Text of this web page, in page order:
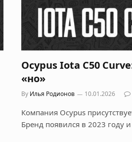
Ocypus Iota C50
«но»
By Илья Родионов 10.01.2026
Компания Ocypus
Бренд появился в 2023 году